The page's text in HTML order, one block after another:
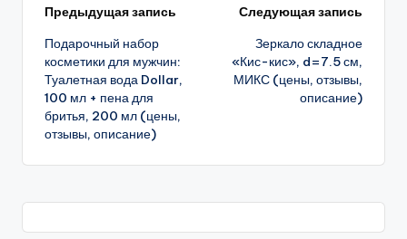
Навигация
записи
Предыдущая запись
Подарочный набор
косметики для мужчин:
Туалетная вода Dollar,
100 мл + пена для
бритья, 200 мл (цены,
отзывы, описание)
Следующая запись
Зеркало складное
«Кис-кис», d=7.5 см,
МИКС (цены, отзывы,
описание)